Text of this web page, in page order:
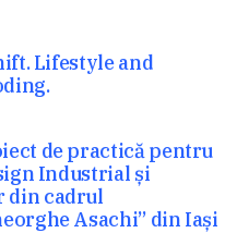
de practică pentru
Industrial și
din cadrul
Asachi” din Iași
Lifestyle and